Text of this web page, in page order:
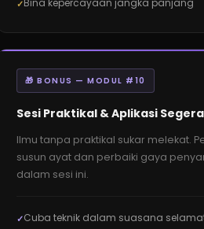
Bina kepercayaan jangka panjang
🎁 BONUS — MODUL #10
Sesi Praktikal & Aplikasi Segera
Ilmu tanpa praktikal sukar melekat.
susun ayat dan perbaiki gaya
dalam sesi ini.
Cuba teknik dalam suasana